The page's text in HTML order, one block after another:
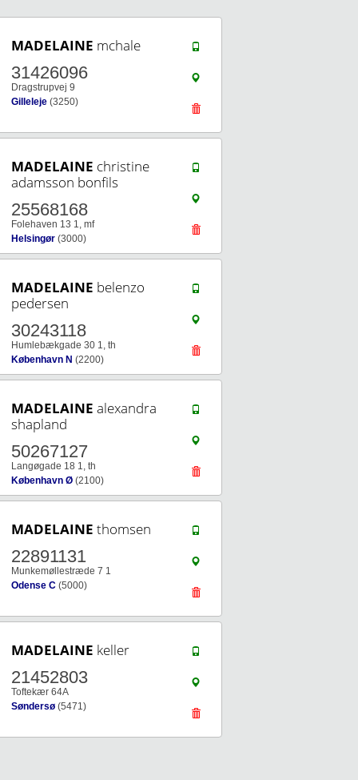
MADELAINE mchale
31426096
Dragstrupvej 9
Gilleleje (3250)
MADELAINE christine
adamsson bonfils
25568168
Folehaven 13 1, mf
Helsingør (3000)
MADELAINE belenzo
pedersen
30243118
Humlebækgade 30 1, th
København N (2200)
MADELAINE alexandra
shapland
50267127
Langøgade 18 1, th
København Ø (2100)
MADELAINE thomsen
22891131
Munkemøllestræde 7 1
Odense C (5000)
MADELAINE keller
21452803
Toftekær 64A
Søndersø (5471)